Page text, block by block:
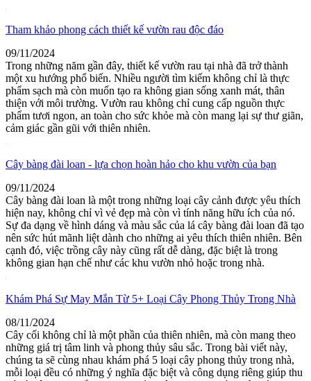
Tham khảo phong cách thiết kế vườn rau độc đáo
09/11/2024
Trong những năm gần đây, thiết kế vườn rau tại nhà đã trở thành
một xu hướng phổ biến. Nhiều người tìm kiếm không chỉ là thực
phẩm sạch mà còn muốn tạo ra không gian sống xanh mát, thân
thiện với môi trường. Vườn rau không chỉ cung cấp nguồn thực
phẩm tươi ngon, an toàn cho sức khỏe mà còn mang lại sự thư giãn,
cảm giác gần gũi với thiên nhiên.
Cây bàng đài loan - lựa chọn hoàn hảo cho khu vườn của bạn
09/11/2024
Cây bàng đài loan là một trong những loại cây cảnh được yêu thích
hiện nay, không chỉ vì vẻ đẹp mà còn vì tính năng hữu ích của nó.
Sự đa dạng về hình dáng và màu sắc của lá cây bàng đài loan đã tạo
nên sức hút mãnh liệt dành cho những ai yêu thích thiên nhiên. Bên
cạnh đó, việc trồng cây này cũng rất dễ dàng, đặc biệt là trong
không gian hạn chế như các khu vườn nhỏ hoặc trong nhà.
Khám Phá Sự May Mắn Từ 5+ Loại Cây Phong Thủy Trong Nhà
08/11/2024
Cây cối không chỉ là một phần của thiên nhiên, mà còn mang theo
những giá trị tâm linh và phong thủy sâu sắc. Trong bài viết này,
chúng ta sẽ cùng nhau khám phá 5 loại cây phong thủy trong nhà,
mỗi loại đều có những ý nghĩa đặc biệt và công dụng riêng giúp thu